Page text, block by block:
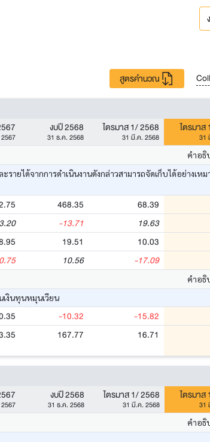
สูตรคำนวณ
งบปี 2568
31 ธ.ค. 2568
ไตรมาส 1/ 2568
31 มี.ค. 2568
ไตรมาส
31
คำอธิ
ายได้จากการดำเนินงานดังกล่าวสามารถจัดเก็บได้อย่างเหม
468.35 68.39
3.20 -13.71 19.63
19.51 10.03
10.56 -17.09
คำอธิ
งินทุนหมุนเวียน
-10.32 -15.82
167.77 16.71
งบปี 2568
31 ธ.ค. 2568
ไตรมาส 1/ 2568
31 มี.ค. 2568
ไตรมาส
31
คำอธิ